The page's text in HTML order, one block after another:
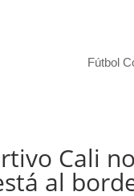
Fútbol
Cali
al